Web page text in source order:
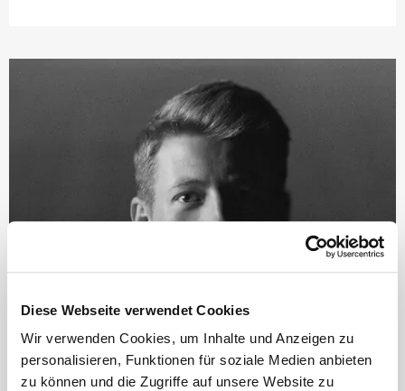
Diese Webseite verwendet Cookies
Wir verwenden Cookies, um Inhalte und Anzeigen zu
personalisieren, Funktionen für soziale Medien anbieten
zu können und die Zugriffe auf unsere Website zu